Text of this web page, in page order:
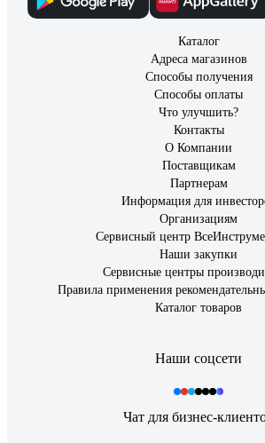
Каталог
Адреса магазинов
Способы получения
Способы оплаты
Что улучшить?
Контакты
О Компании
Поставщикам
Партнерам
Информация для
Организациям
Сервисный центр
Наши закупки
Сервисные центры
Правила применения
Каталог товаров
Наши соцсети
Чат для бизнес-